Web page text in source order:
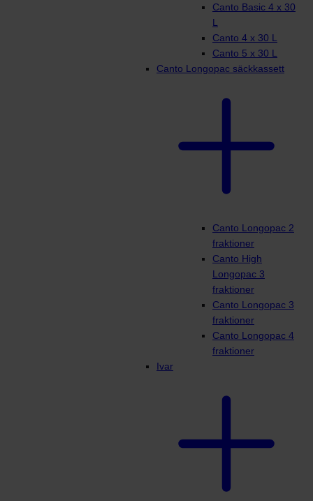
Canto Basic 4 x 30
L
Canto 4 x 30 L
Canto 5 x 30 L
Canto Longopac säckkassett
Canto Longopac 2
fraktioner
Canto High
Longopac 3
fraktioner
Canto Longopac 3
fraktioner
Canto Longopac 4
fraktioner
Ivar